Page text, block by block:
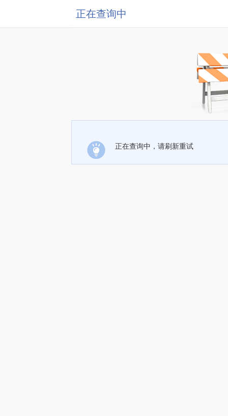
正在查询中
正在查询中，请刷新重试